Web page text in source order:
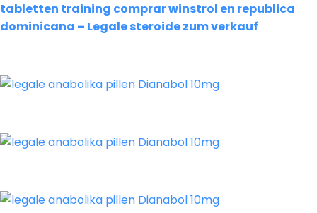
tabletten training comprar winstrol en republica
dominicana – Legale steroide zum verkauf